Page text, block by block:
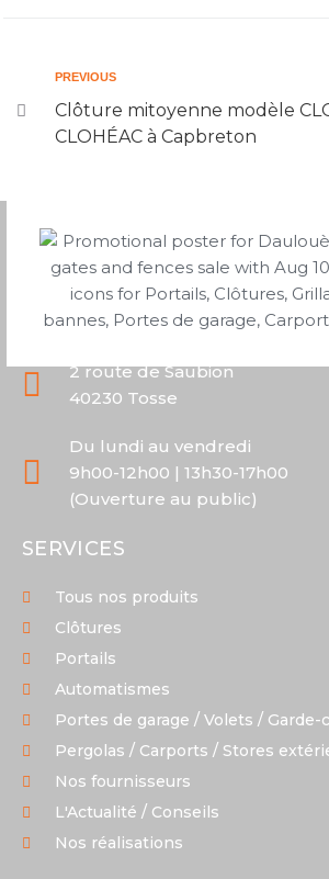
PREVIOUS
Clôture mitoyenne modèle
CLOHÉAC à Capbreton
05 58 43 06 40
2 route de Saubion
40230 Tosse
Du lundi au vendredi
9h00-12h00 | 13h30-17h00
(Ouverture au public)
SERVICES
Tous nos produits
Clôtures
Portails
Automatismes
Portes de garage / Volets / Garde-
Pergolas / Carports / Stores
Nos fournisseurs
L'Actualité / Conseils
Nos réalisations